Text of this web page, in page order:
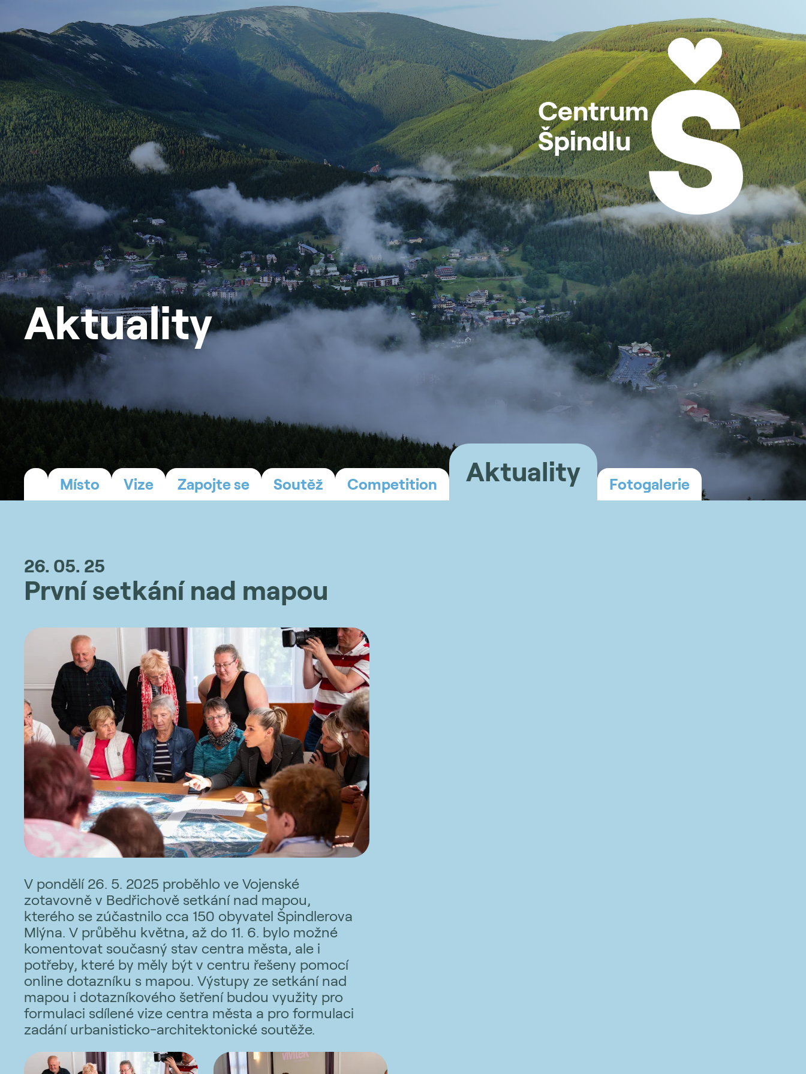
Centrum
Špindlu
Aktuality
Místo Vize Zapojte se Soutěž Competition Aktuality Fotogalerie
26. 05. 25
První setkání nad mapou
V pondělí 26. 5. 2025 proběhlo ve Vojenské
zotavovně v Bedřichově setkání nad mapou,
kterého se zúčastnilo cca 150 obyvatel Špindlerova
Mlýna. V průběhu května, až do 11. 6. bylo možné
komentovat současný stav centra města, ale i
potřeby, které by měly být v centru řešeny pomocí
online dotazníku s mapou. Výstupy ze setkání nad
mapou i dotazníkového šetření budou využity pro
formulaci sdílené vize centra města a pro formulaci
zadání urbanisticko-architektonické soutěže.